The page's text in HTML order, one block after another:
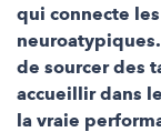
qui connecte
de sourcer des
accueillir dans
la vraie